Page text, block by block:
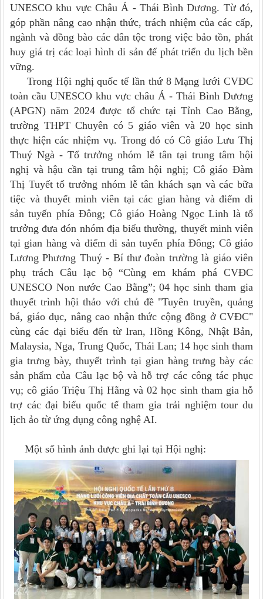
UNESCO khu vực Châu Á - Thái Bình Dương. Từ đó,
góp phần nâng cao nhận thức, trách nhiệm của các cấp,
ngành và đồng bào các dân tộc trong việc bảo tồn, phát
huy giá trị các loại hình di sản để phát triển du lịch bền
vững.
Trong Hội nghị quốc tế lần thứ 8 Mạng lưới CVĐC
toàn cầu UNESCO khu vực châu Á - Thái Bình Dương
(APGN) năm 2024 được tổ chức tại Tỉnh Cao Bằng,
trường THPT Chuyên có 5 giáo viên và 20 học sinh
thực hiện các nhiệm vụ. Trong đó có Cô giáoLưu Thị
Thuý Ngà - Tổ trưởng nhóm lễ tân tại trung tâm hội
nghị và hậu cần tại trung tâm hội nghị; Cô giáoĐàm
Thị Tuyết tổ trưởng nhóm lễ tân khách sạn và các bữa
tiệc và thuyết minh viên tại các gian hàng và điểm di
sản tuyến phía Đông; Cô giáoHoàng Ngọc Linh là tổ
trưởng đưa đón nhóm địa biểu thường, thuyết minh viên
tại gian hàng và điểm di sản tuyến phía Đông; Cô giáo
Lương Phương Thuý- Bí thư đoàn trường là giáo viên
phụ trách Câu lạc bộ “Cùng em khám phá CVĐC
UNESCO Non nước Cao Bằng”; 04 học sinh tham gia
thuyết trình hội thảo với chủ đề "Tuyên truyền, quảng
bá, giáo dục, nâng cao nhận thức cộng đồng ở CVĐC"
cùng các đại biểu đến từ Iran, Hồng Kông, Nhật Bản,
Malaysia, Nga, Trung Quốc, Thái Lan; 14 học sinh tham
gia trưng bày, thuyết trình tại gian hàng trưng bày các
sản phẩm của Câu lạc bộ và hỗ trợ các công tác phục
vụ; cô giáo Triệu Thị Hằng và 02 học sinh tham gia hỗ
trợ các đại biểu quốc tế tham gia trải nghiệm tour du
lịch ảo từ ứng dụng công nghệ AI.
Một số hình ảnh được ghi lại tại Hội nghị: